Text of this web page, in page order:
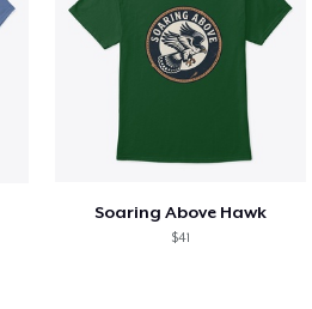
Soaring Above Hawk
$41